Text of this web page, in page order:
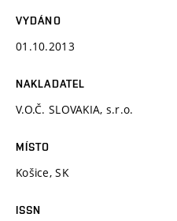
VYDÁNO
01.10.2013
NAKLADATEL
V.O.Č. SLOVAKIA, s.r.o.
MÍSTO
Košice, SK
ISSN